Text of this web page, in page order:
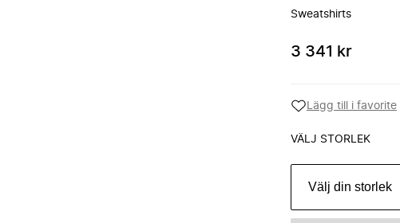
Sweatshirts
3 341 kr
Lägg till i favorite
VÄLJ STORLEK
Välj din storlek